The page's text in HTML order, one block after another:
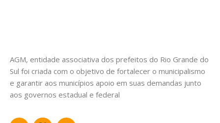
AGM, entidade associativa dos prefeitos do Rio Grande do
Sul foi criada com o objetivo de fortalecer o municipalismo
e garantir aos municípios apoio em suas demandas junto
aos governos estadual e federal